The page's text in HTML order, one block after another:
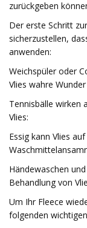
zurückgeben
Der erste Schritt
sicherzustellen,
anwenden:
Weichspüler oder
Vlies wahre
Tennisbälle wirken
Vlies:
Essig kann Vlies
Händewaschen
Behandlung von
Um Ihr Fleece
folgenden